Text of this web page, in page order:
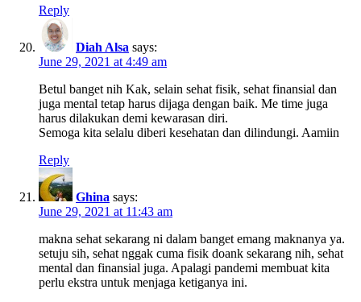
Reply
Diah Alsa says:
June 29, 2021 at 4:49 am
Betul banget nih Kak, selain sehat fisik, sehat finansial dan
juga mental tetap harus dijaga dengan baik. Me time juga
harus dilakukan demi kewarasan diri.
Semoga kita selalu diberi kesehatan dan dilindungi. Aamiin
Reply
Ghina says:
June 29, 2021 at 11:43 am
makna sehat sekarang ni dalam banget emang maknanya ya.
setuju sih, sehat nggak cuma fisik doank sekarang nih, sehat
mental dan finansial juga. Apalagi pandemi membuat kita
perlu ekstra untuk menjaga ketiganya ini.